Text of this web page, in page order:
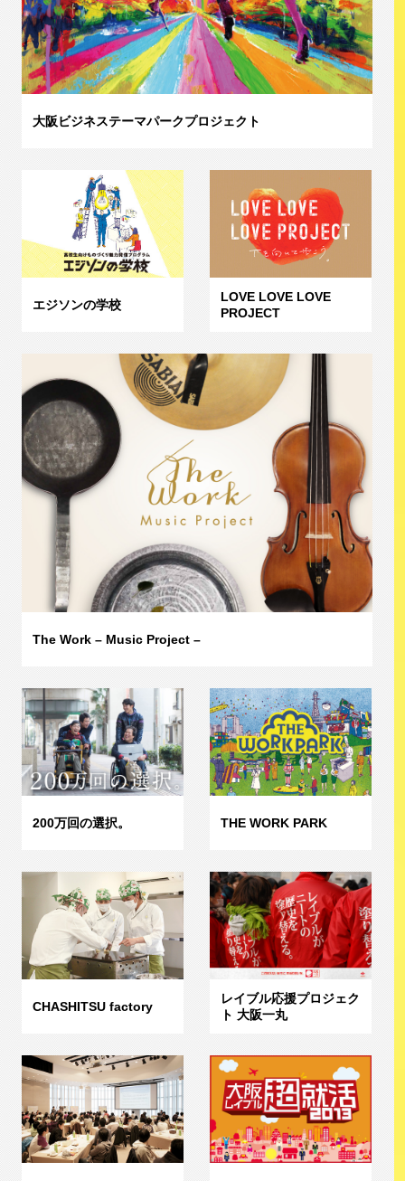
大阪ビジネステーマパークプロジェクト
エジソンの学校
LOVE LOVE LOVE
PROJECT
The Work – Music Project –
200万回の選択。 THE WORK PARK
CHASHITSU factory
レイブル応援プロジェク
ト 大阪一丸